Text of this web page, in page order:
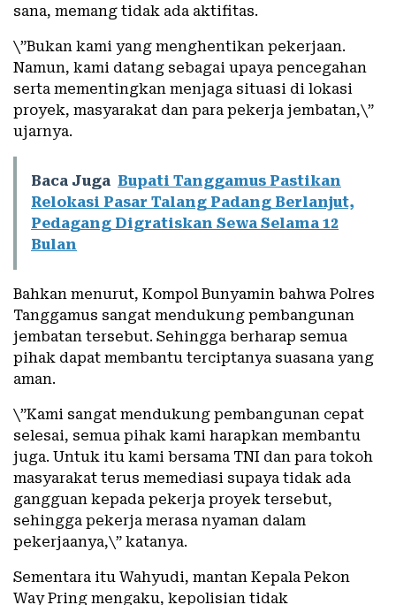
sana, memang tidak ada aktifitas.
\”Bukan kami yang menghentikan pekerjaan.
Namun, kami datang sebagai upaya pencegahan
serta mementingkan menjaga situasi di lokasi
proyek, masyarakat dan para pekerja jembatan,\”
ujarnya.
Baca Juga Bupati Tanggamus Pastikan
Relokasi Pasar Talang Padang Berlanjut,
Pedagang Digratiskan Sewa Selama 12
Bulan
Bahkan menurut, Kompol Bunyamin bahwa Polres
Tanggamus sangat mendukung pembangunan
jembatan tersebut. Sehingga berharap semua
pihak dapat membantu terciptanya suasana yang
aman.
\”Kami sangat mendukung pembangunan cepat
selesai, semua pihak kami harapkan membantu
juga. Untuk itu kami bersama TNI dan para tokoh
masyarakat terus memediasi supaya tidak ada
gangguan kepada pekerja proyek tersebut,
sehingga pekerja merasa nyaman dalam
pekerjaanya,\” katanya.
Sementara itu Wahyudi, mantan Kepala Pekon
Way Pring mengaku, kepolisian tidak